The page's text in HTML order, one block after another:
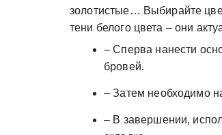
золотистые… Выбирайте
тени белого цвета – они
– Сперва нанести
бровей.
– Затем необходимо
– В завершении,